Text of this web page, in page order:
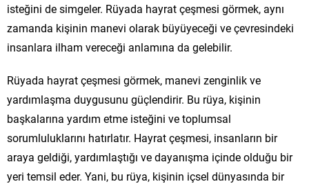
isteğini de simgeler. Rüyada hayrat çeşmesi görmek, aynı
zamanda kişinin manevi olarak büyüyeceği ve çevresindeki
insanlara ilham vereceği anlamına da gelebilir.
Rüyada hayrat çeşmesi görmek, manevi zenginlik ve
yardımlaşma duygusunu güçlendirir. Bu rüya, kişinin
başkalarına yardım etme isteğini ve toplumsal
sorumluluklarını hatırlatır. Hayrat çeşmesi, insanların bir
araya geldiği, yardımlaştığı ve dayanışma içinde olduğu bir
yeri temsil eder. Yani, bu rüya, kişinin içsel dünyasında bir